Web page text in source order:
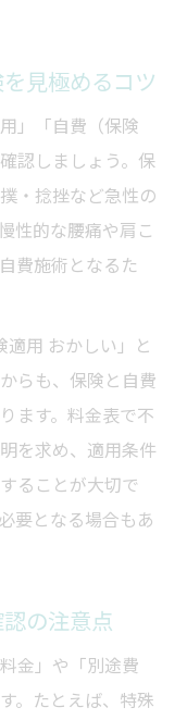
見極めるコツ
」「自費（保険
認しましょう。保
・捻挫など急性の
性的な腰痛や肩こ
費施術となるた
適用 おかしい」と
らも、保険と自費
ます。料金表で不
を求め、適用条件
ることが大切で
要となる場合もあ
の注意点
金」や「別途費
。たとえば、特殊